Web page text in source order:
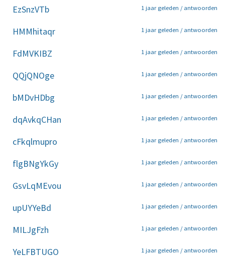
EzSnzVTb 1 jaar geleden / antwoorden
HMMhitaqr 1 jaar geleden / antwoorden
FdMVKIBZ 1 jaar geleden / antwoorden
QQjQNOge 1 jaar geleden / antwoorden
bMDvHDbg 1 jaar geleden / antwoorden
dqAvkqCHan 1 jaar geleden / antwoorden
cFkqlmupro 1 jaar geleden / antwoorden
flgBNgYkGy 1 jaar geleden / antwoorden
GsvLqMEvou 1 jaar geleden / antwoorden
upUYYeBd 1 jaar geleden / antwoorden
MILJgFzh 1 jaar geleden / antwoorden
YeLFBTUGO 1 jaar geleden / antwoorden